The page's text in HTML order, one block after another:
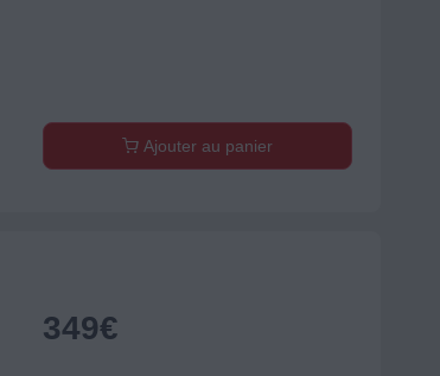
Ajouter au panier
349€